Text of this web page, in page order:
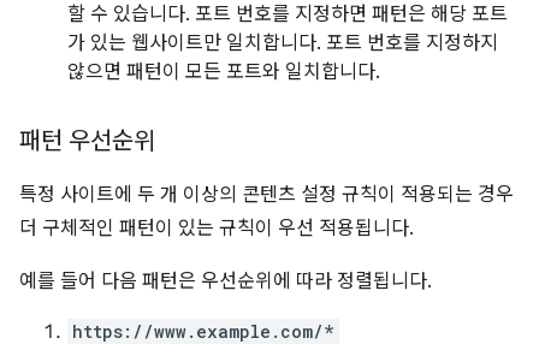
할 수 있습니다. 포트 번호를 지정하면 패턴은 해당 포트
가 있는 웹사이트만 일치합니다. 포트 번호를 지정하지
않으면 패턴이 모든 포트와 일치합니다.
패턴 우선순위
특정 사이트에 두 개 이상의 콘텐츠 설정 규칙이 적용되는 경우
더 구체적인 패턴이 있는 규칙이 우선 적용됩니다.
예를 들어 다음 패턴은 우선순위에 따라 정렬됩니다.
https://www.example.com/*